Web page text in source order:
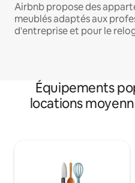
Airbnb propose des
meublés adaptés aux
d'entreprise et pour le
Équipements
locations